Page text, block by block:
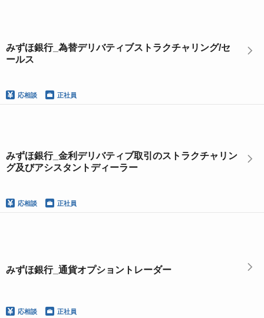
みずほ銀行_為替デリバティブストラクチャリング/セ
ールス
応相談 正社員
みずほ銀行_金利デリバティブ取引のストラクチャリン
グ及びアシスタントディーラー
応相談 正社員
みずほ銀行_通貨オプショントレーダー
応相談 正社員